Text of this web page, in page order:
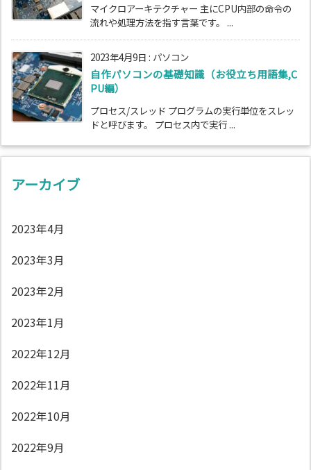
マイクロアーキテクチャー 主にCPU内部の命令の
流れや処理方法を指す言葉です。 ...
2023年4月9日 : パソコン
自作パソコンの基礎知識（お役立ち用語集,C
PU編）
プロセス/スレッド プログラムの実行単位をスレッ
ドと呼びます。 プロセス内で実行 ...
アーカイブ
2023年4月
2023年3月
2023年2月
2023年1月
2022年12月
2022年11月
2022年10月
2022年9月